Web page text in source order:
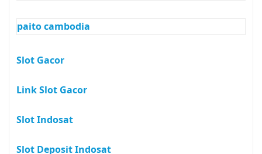
paito cambodia
Slot Gacor
Link Slot Gacor
Slot Indosat
Slot Deposit Indosat